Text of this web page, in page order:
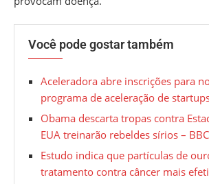
Você pode gostar também
Aceleradora abre inscrições para
programa de aceleração de
Obama descarta tropas contra
EUA treinarão rebeldes sírios –
Estudo indica que partículas de
tratamento contra câncer mais